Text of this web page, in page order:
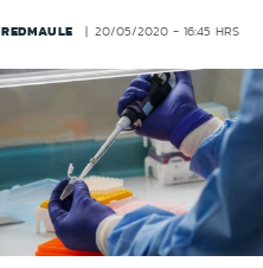
REDMAULE 20/05/2020 - 16:45 HRS